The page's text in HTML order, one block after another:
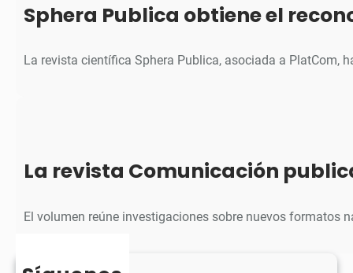
Sphera Publica obtiene el
La revista científica Sphera Publica, asociada a PlatCom,
La revista Comunicación
El volumen reúne investigaciones sobre nuevos formatos